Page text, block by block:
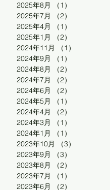
2025年8月
（1）
2025年7月
（2）
2025年4月
（1）
2025年1月
（2）
2024年11月
（1）
2024年9月
（1）
2024年8月
（2）
2024年7月
（2）
2024年6月
（2）
2024年5月
（1）
2024年4月
（2）
2024年3月
（1）
2024年1月
（1）
2023年10月
（3）
2023年9月
（3）
2023年8月
（2）
2023年7月
（1）
2023年6月
（2）